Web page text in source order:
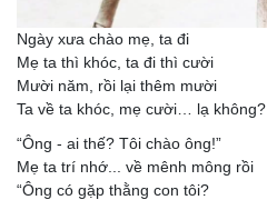
Ngày xưa chào mẹ, ta đi
Mẹ ta thì khóc, ta đi thì cười
Mười năm, rồi lại thêm mười
Ta về ta khóc, mẹ cười… lạ không?
“Ông - ai thế? Tôi chào ông!”
Mẹ ta trí nhớ... về mênh mông rồi
“Ông có gặp thằng con tôi?